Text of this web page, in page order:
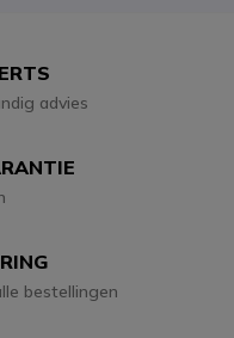
advies
bestellingen